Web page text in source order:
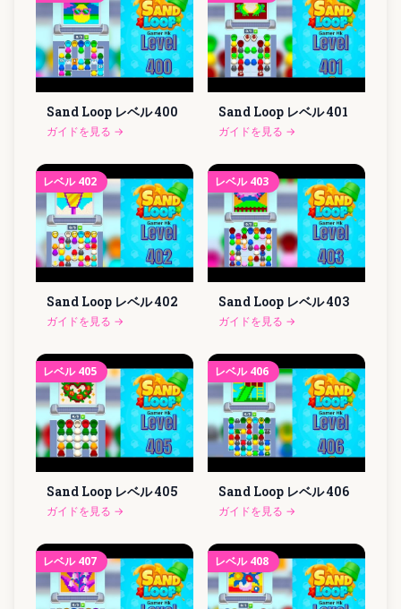
Sand Loop レベル400
ガイドを見る →
Sand Loop レベル401
ガイドを見る →
レベル 402
Sand Loop レベル402
ガイドを見る →
レベル 403
Sand Loop レベル403
ガイドを見る →
レベル 405
Sand Loop レベル405
ガイドを見る →
レベル 406
Sand Loop レベル406
ガイドを見る →
レベル 407 レベル 408